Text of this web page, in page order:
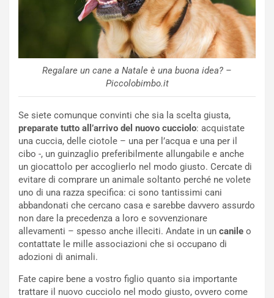
Regalare un cane a Natale è una buona idea? –
Piccolobimbo.it
Se siete comunque convinti che sia la scelta giusta,
preparate tutto all’arrivo del nuovo cucciolo: acquistate
una cuccia, delle ciotole – una per l’acqua e una per il
cibo -, un guinzaglio preferibilmente allungabile e anche
un giocattolo per accoglierlo nel modo giusto. Cercate di
evitare di comprare un animale soltanto perché ne volete
uno di una razza specifica: ci sono tantissimi cani
abbandonati che cercano casa e sarebbe davvero assurdo
non dare la precedenza a loro e sovvenzionare
allevamenti – spesso anche illeciti. Andate in un canile o
contattate le mille associazioni che si occupano di
adozioni di animali.
Fate capire bene a vostro figlio quanto sia importante
trattare il nuovo cucciolo nel modo giusto, ovvero come